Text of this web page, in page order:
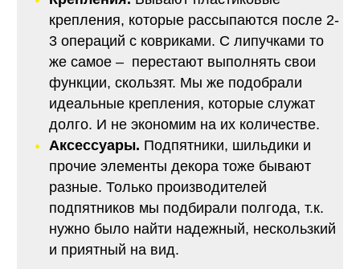
крепления, которые рассыпаются после 2-
3 операций с ковриками. С липучками то
же самое – перестают выполнять свои
функции, скользят. Мы же подобрали
идеальные крепления, которые служат
долго. И не экономим на их количестве.
Аксессуары. Подпятники, шильдики и
прочие элементы декора тоже бывают
разные. Только производителей
подпятников мы подбирали полгода, т.к.
нужно было найти надежный, нескользкий
и приятный на вид.